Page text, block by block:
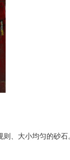
、大小均匀的砂石